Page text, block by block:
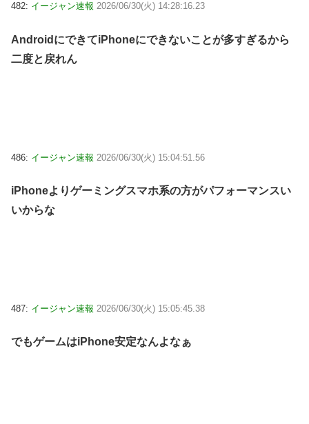
482: イージャン速報 2026/06/30(火) 14:28:16.23
AndroidにできてiPhoneにできないことが多すぎるから
二度と戻れん
486: イージャン速報 2026/06/30(火) 15:04:51.56
iPhoneよりゲーミングスマホ系の方がパフォーマンスい
いからな
487: イージャン速報 2026/06/30(火) 15:05:45.38
でもゲームはiPhone安定なんよなぁ